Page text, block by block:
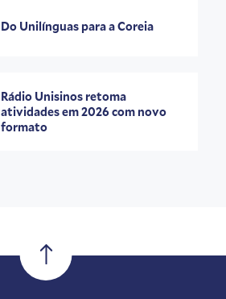
Do Unilínguas para a Coreia
Rádio Unisinos retoma
atividades em 2026 com novo
formato